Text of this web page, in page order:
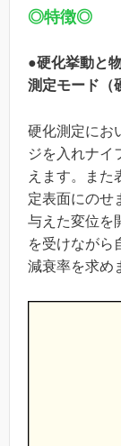
◎特徴◎
●硬化挙動と
測定モード（
硬化測定にお
ジを入れナイ
えます。また
定表面にのせ
与えた変位を
を受けながら
減衰率を求め